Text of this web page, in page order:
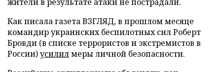
Как писала газета ВЗГЛЯД, в прошлом месяце
командир украинских беспилотных сил Роберт
Бровди (в списке террористов и экстремистов в
России)усилилмеры личной безопасности.